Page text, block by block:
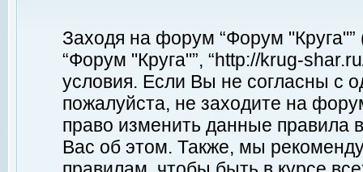
Заходя на форум “Форум
“Форум "Круга"”, “http://krug-
условия. Если Вы не согласны с
пожалуйста, не заходите на
право изменить данные правила
Вас об этом. Также, мы